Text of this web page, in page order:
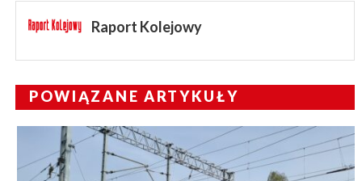
Raport Kolejowy
POWIĄZANE ARTYKUŁY